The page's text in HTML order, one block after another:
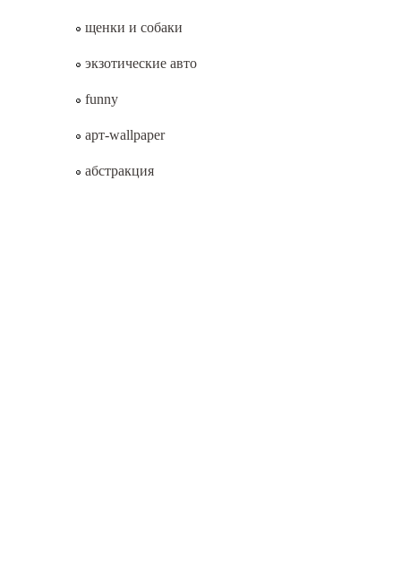
щенки и собаки
экзотические авто
funny
арт-wallpaper
абстракция